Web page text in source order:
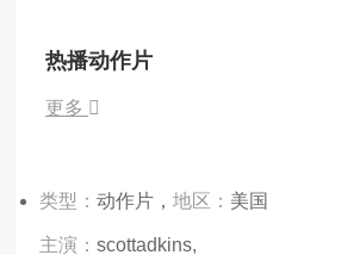
热播动作片
更多
类型： 动作片， 地区： 美国
主演： scottadkins,